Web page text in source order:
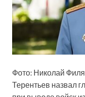
Фото: Николай
Терентьев назвал